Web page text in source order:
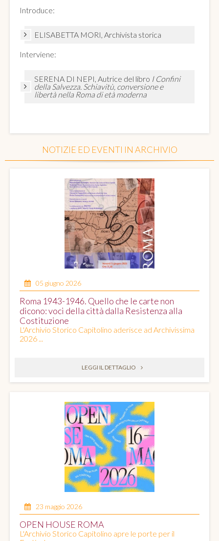
Introduce:
ELISABETTA MORI, Archivista storica
Interviene:
SERENA DI NEPI, Autrice del libro I Confini
della Salvezza. Schiavitù, conversione e
libertà nella Roma di età moderna
NOTIZIE ED EVENTI IN ARCHIVIO
05 giugno 2026
Roma 1943-1946. Quello che le carte non
dicono: voci della città dalla Resistenza alla
Costituzione
L'Archivio Storico Capitolino aderisce ad Archivissima
2026 ...
LEGGI IL DETTAGLIO
23 maggio 2026
OPEN HOUSE ROMA
L'Archivio Storico Capitolino apre le porte per il